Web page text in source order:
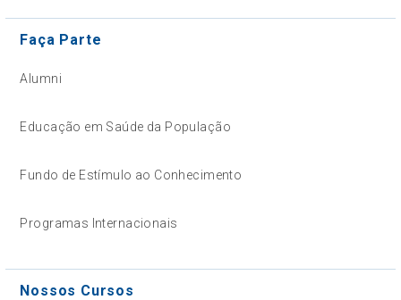
Faça Parte
Alumni
Educação em Saúde da População
Fundo de Estímulo ao Conhecimento
Programas Internacionais
Nossos Cursos